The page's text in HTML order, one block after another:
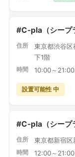
#C-pla（シープ
住所
東京都渋谷
下1階
時間 10:00～21:00
設置可能性 中
#C-pla（シープ
住所 東京都新宿
時間 12:00～21:00